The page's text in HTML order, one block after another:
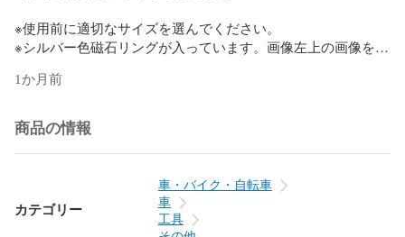
※使用前に適切なサイズを選んでください。
※シルバー色磁石リングが入っています。画像左上の画像を確
1か月前
商品の情報
カテゴリー
車・バイク・自転車
車
工具